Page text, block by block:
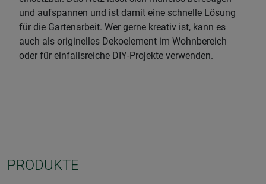
und aufspannen und ist damit eine schnelle Lösung
für die Gartenarbeit. Wer gerne kreativ ist, kann es
auch als originelles Dekoelement im Wohnbereich
oder für einfallsreiche DIY-Projekte verwenden.
PRODUKTE